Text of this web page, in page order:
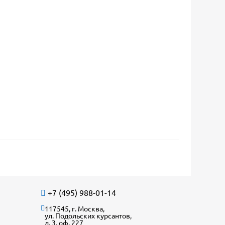
+7 (495) 988-01-14
117545, г. Москва,
ул. Подольских курсантов,
д. 3, оф. 227